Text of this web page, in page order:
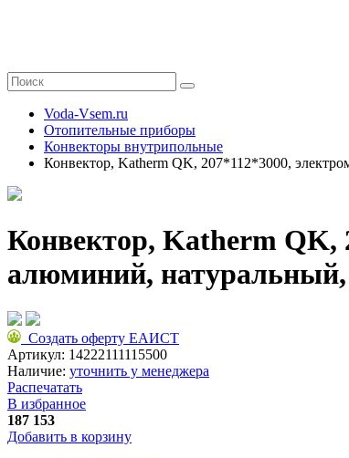
Voda-Vsem.ru
Отопительные приборы
Конвекторы внутрипольные
Конвектор, Katherm QK, 207*112*3000,
Конвектор, Katherm QK,
алюминий, натуральный,
Создать оферту ЕАИСТ
Артикул: 14222111115500
Наличие: уточнить у менеджера
Распечатать
В избранное
187 153
Добавить в корзину